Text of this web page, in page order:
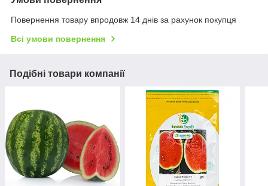
Повернення товару впродовж 14 днів за рахунок покупця
Всі умови повернення
Подібні товари компанії